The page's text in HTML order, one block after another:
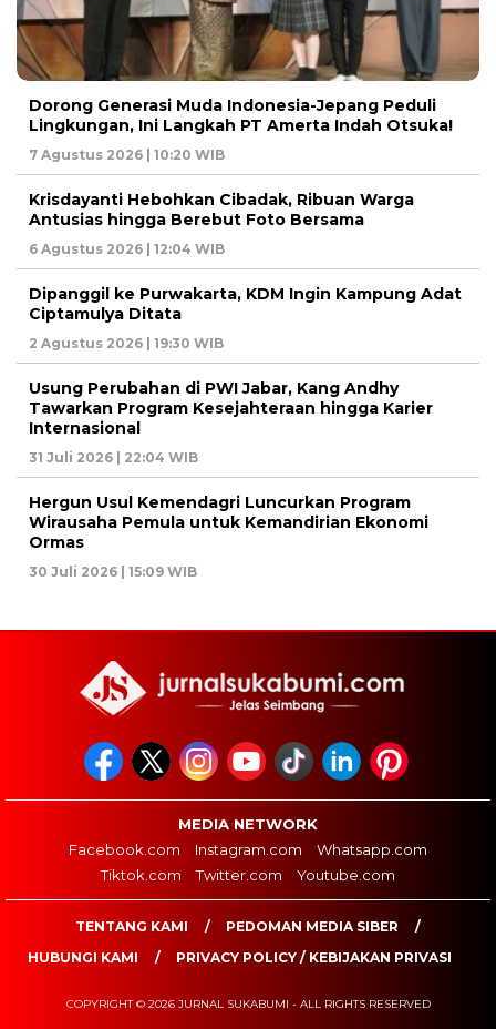
Dorong Generasi Muda Indonesia-Jepang Peduli
Lingkungan, Ini Langkah PT Amerta Indah Otsuka!
7 Agustus 2026 | 10:20 WIB
Krisdayanti Hebohkan Cibadak, Ribuan Warga
Antusias hingga Berebut Foto Bersama
6 Agustus 2026 | 12:04 WIB
Dipanggil ke Purwakarta, KDM Ingin Kampung Adat
Ciptamulya Ditata
2 Agustus 2026 | 19:30 WIB
Usung Perubahan di PWI Jabar, Kang Andhy
Tawarkan Program Kesejahteraan hingga Karier
Internasional
31 Juli 2026 | 22:04 WIB
Hergun Usul Kemendagri Luncurkan Program
Wirausaha Pemula untuk Kemandirian Ekonomi
Ormas
30 Juli 2026 | 15:09 WIB
MEDIA NETWORK
Facebook.com
Instagram.com
Whatsapp.com
Tiktok.com
Twitter.com Youtube.com
TENTANG KAMI
PEDOMAN MEDIA SIBER
HUBUNGI KAMI
PRIVACY POLICY / KEBIJAKAN PRIVASI
COPYRIGHT © 2026 JURNAL SUKABUMI - ALL RIGHTS RESERVED